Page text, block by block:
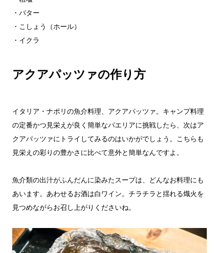
・バター
・こしょう（ホール）
・イクラ
アクアパッツァの作り方
イタリア・ナポリの魚介料理、アクアパッツァ。キャンプ料理
の定番かつ見栄えが良く簡単なパエリアに挑戦したら、次はア
クアパッツァにトライしてみるのはいかがでしょう。こちらも
見栄えの彩りの豊かさに比べて意外と簡単なんですよ。
魚介類の出汁がふんだんに染みたスープは、どんなお料理にも
あいます。あわせるお酒は白ワイン。チラチラと揺れる熾火を
見つめながらお召し上がりくださいね。